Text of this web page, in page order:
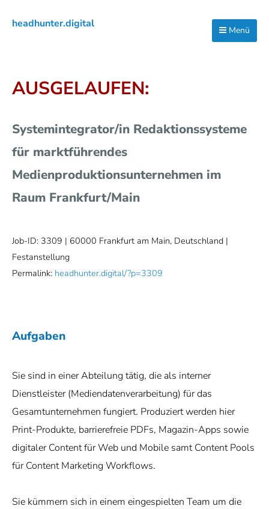
Hauptnavigation
Inhalt
Seitenspalte
headhunter.digital
Menü
AUSGELAUFEN:
Systemintegrator/in Redaktionssysteme
für marktführendes
Medienproduktionsunternehmen im
Raum Frankfurt/Main
Job-ID: 3309 | 60000 Frankfurt am Main, Deutschland |
Festanstellung
Permalink: headhunter.digital/?p=3309
Aufgaben
Sie sind in einer Abteilung tätig, die als interner
Dienstleister (Mediendatenverarbeitung) für das
Gesamtunternehmen fungiert. Produziert werden hier
Print-Produkte, barrierefreie PDFs, Magazin-Apps sowie
digitaler Content für Web und Mobile samt Content Pools
für Content Marketing Workflows.
Sie kümmern sich in einem eingespielten Team um die